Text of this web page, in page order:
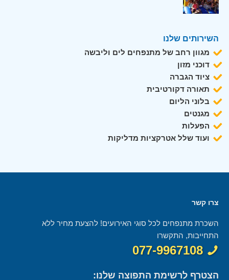
השירותים שלנו
מגוון רחב של מתנפחים לים וליבשה
דוכני מזון
ציוד הגברה
תאורה דקורטיבית
בלוני הליום
מגנטים
הפעלות
ועוד שלל אטרקציות מדליקות
צרו קשר
השכרת מתנפחים לכל סוגי האירועים! להצעת מחיר ללא
התחייבות, התקשרו
077-9967108
הצטרף לרשימת התפוצה שלנו: